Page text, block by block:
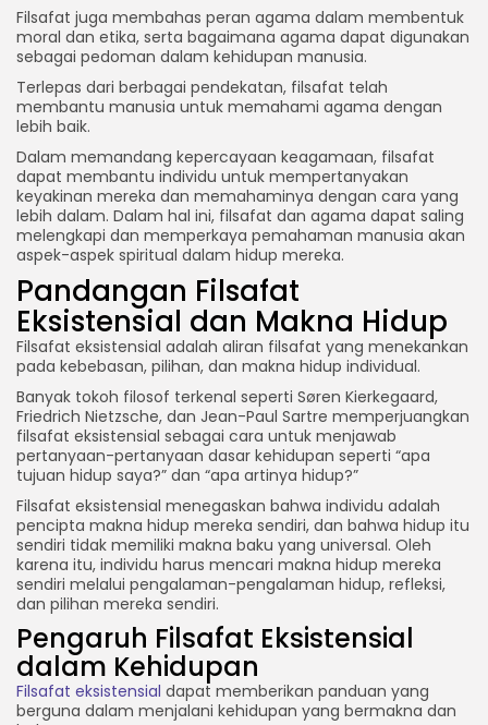
Filsafat juga membahas peran agama dalam membentuk
moral dan etika, serta bagaimana agama dapat digunakan
sebagai pedoman dalam kehidupan manusia.
Terlepas dari berbagai pendekatan, filsafat telah
membantu manusia untuk memahami agama dengan
lebih baik.
Dalam memandang kepercayaan keagamaan, filsafat
dapat membantu individu untuk mempertanyakan
keyakinan mereka dan memahaminya dengan cara yang
lebih dalam. Dalam hal ini, filsafat dan agama dapat saling
melengkapi dan memperkaya pemahaman manusia akan
aspek-aspek spiritual dalam hidup mereka.
Pandangan Filsafat
Eksistensial dan Makna Hidup
Filsafat eksistensial adalah aliran filsafat yang menekankan
pada kebebasan, pilihan, dan makna hidup individual.
Banyak tokoh filosof terkenal seperti Søren Kierkegaard,
Friedrich Nietzsche, dan Jean-Paul Sartre memperjuangkan
filsafat eksistensial sebagai cara untuk menjawab
pertanyaan-pertanyaan dasar kehidupan seperti “apa
tujuan hidup saya?” dan “apa artinya hidup?”
Filsafat eksistensial menegaskan bahwa individu adalah
pencipta makna hidup mereka sendiri, dan bahwa hidup itu
sendiri tidak memiliki makna baku yang universal. Oleh
karena itu, individu harus mencari makna hidup mereka
sendiri melalui pengalaman-pengalaman hidup, refleksi,
dan pilihan mereka sendiri.
Pengaruh Filsafat Eksistensial
dalam Kehidupan
Filsafat eksistensial dapat memberikan panduan yang
berguna dalam menjalani kehidupan yang bermakna dan